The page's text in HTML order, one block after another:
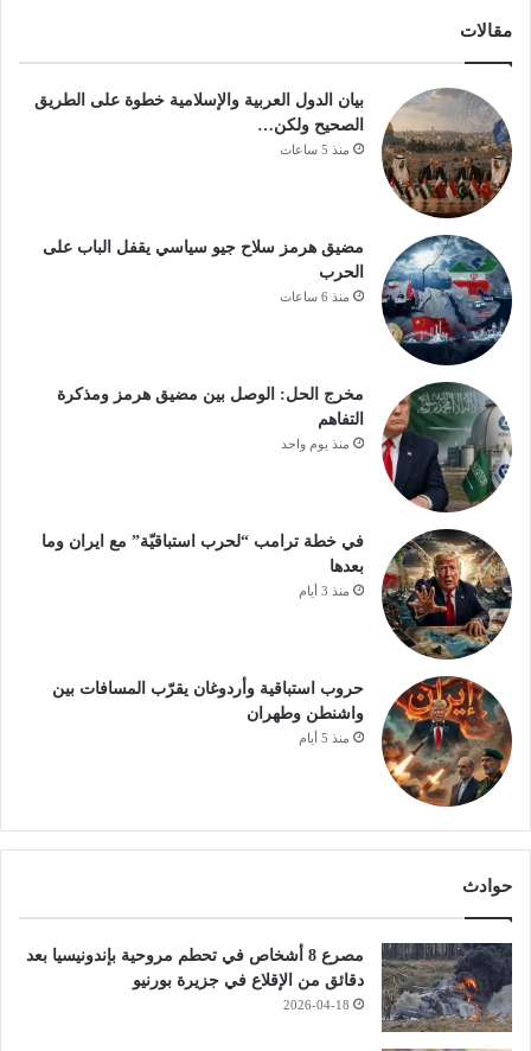
مقالات
بيان الدول العربية والإسلامية خطوة على الطريق
الصحيح ولكن…
منذ 5 ساعات
مضيق هرمز سلاح جيو سياسي يقفل الباب على
الحرب
منذ 6 ساعات
مخرج الحل: الوصل بين مضيق هرمز ومذكرة
التفاهم
منذ يوم واحد
في خطة ترامب “لحرب استباقيّة” مع ايران وما
بعدها
منذ 3 أيام
حروب استباقية وأردوغان يقرّب المسافات بين
واشنطن وطهران
منذ 5 أيام
حوادث
مصرع 8 أشخاص في تحطم مروحية بإندونيسيا بعد
دقائق من الإقلاع في جزيرة بورنيو
2026-04-18